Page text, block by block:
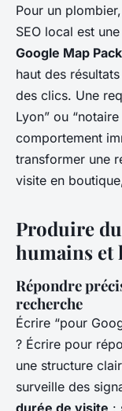
Pour un
SEO local est
Google Map Pack
haut des
des clics. Une
Lyon” ou
comportement
transformer une
visite en
Produire
humains et
Répondre
recherche
Écrire “pour
? Écrire pour
une structure
surveille des
durée de visite :